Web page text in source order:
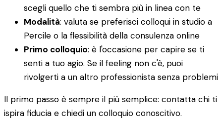
scegli quello che ti sembra più in linea con te
Modalità: valuta se preferisci colloqui in studio a
Percile o la flessibilità della consulenza online
Primo colloquio: è l'occasione per capire se ti
senti a tuo agio. Se il feeling non c'è, puoi
rivolgerti a un altro professionista senza problemi
Il primo passo è sempre il più semplice: contatta chi ti
ispira fiducia e chiedi un colloquio conoscitivo.